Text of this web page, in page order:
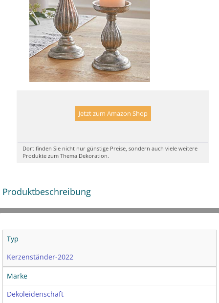
Jetzt zum Amazon Shop
Dort finden Sie nicht nur günstige Preise, sondern auch viele weitere
Produkte zum Thema Dekoration.
Produktbeschreibung
Typ
Kerzenständer-2022
Marke
Dekoleidenschaft